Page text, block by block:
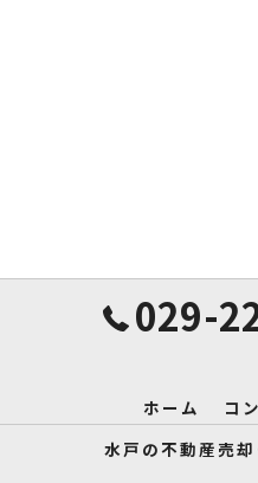
029-
ホーム コ
水戸の不動産売